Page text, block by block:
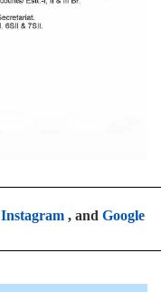
Instagram, and Google